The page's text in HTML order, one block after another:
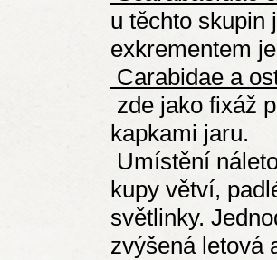
u těchto skupin
exkrementem
Carabidae a
zde jako fixáž
kapkami jaru.
Umístění
kupy větví,
světlinky.
zvýšená letová